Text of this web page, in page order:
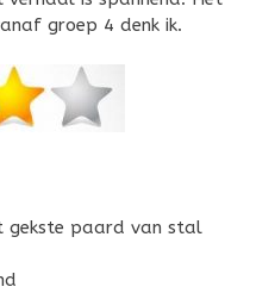
groep 4 denk ik.
gekste paard van stal